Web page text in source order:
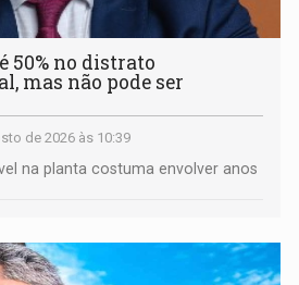
50% no distrato
mas não pode ser
de 2026 às 10:39
na planta costuma envolver anos